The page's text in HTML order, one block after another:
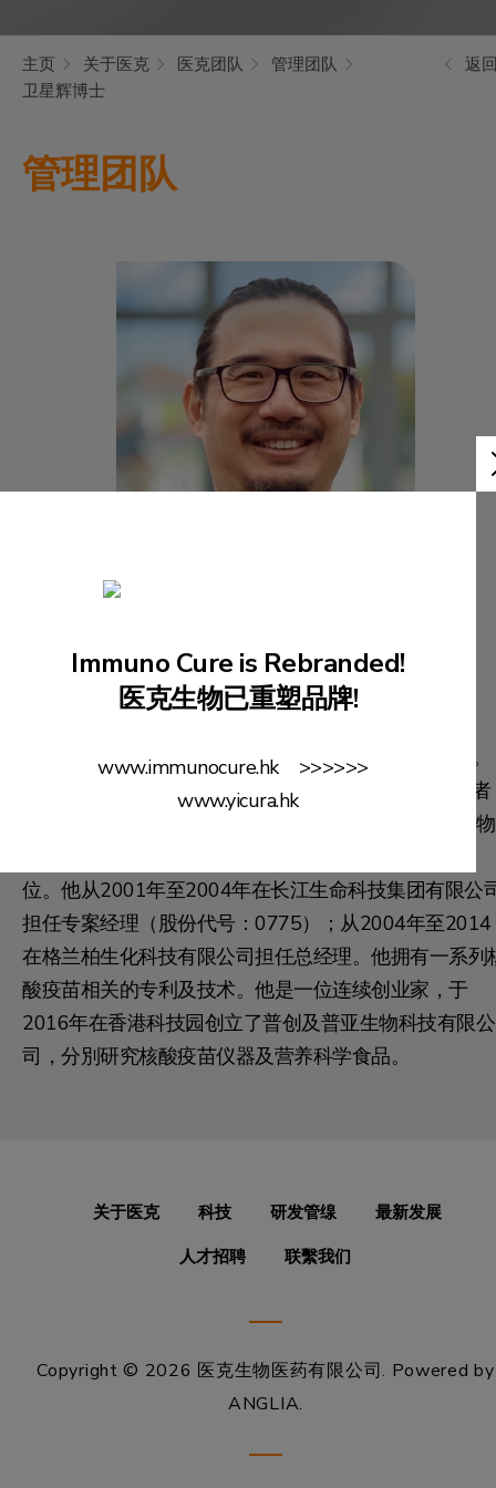
主页 关于医克 医克团队
管理团队
卫星辉博士
返
管理团队
卫星辉博士
技术部总监
卫博士在生物技术行业拥有超过20年的研究管理经验。
他是首个兽用禽流感DNA疫苗在中国註册的主要研究者
之一。卫博士于1991年毕业于纽约市立大学，取得生物
位。他从2001年至2004年在长江生命科技集团有限公
担任专案经理（股份代号：0775）；从2004年至2014
在格兰柏生化科技有限公司担任总经理。他拥有一系列
酸疫苗相关的专利及技术。他是一位连续创业家，于
2016年在香港科技园创立了普创及普亚生物科技有限公
司，分別研究核酸疫苗仪器及营养科学食品。
关于医克 科技 研发管缐
最新发展
人才招聘
联繫我们
Copyright © 2026 医克生物医药有限公司. Powered by
ANGLIA.
Immuno Cure is Rebranded!
医克生物已重塑品牌!
www.immunocure.hk >>>>>>
www.yicura.hk